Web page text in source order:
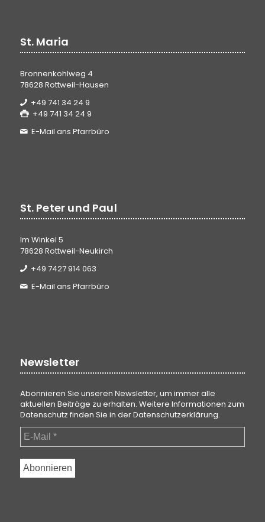
St. Maria
Bronnenkohlweg 4
78628 Rottweil-Hausen
+49 741 34 24 9
+49 741 34 24 9
E-Mail ans Pfarrbüro
St. Peter und Paul
Im Winkel 5
78628 Rottweil-Neukirch
+49 7427 914 063
E-Mail ans Pfarrbüro
Newsletter
Abonnieren Sie unseren Newsletter, um immer alle
aktuellen Beiträge zu erhalten. Weitere Informationen zum
Datenschutz finden Sie in derDatenschutzerklärung.